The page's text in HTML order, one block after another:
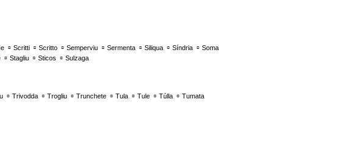
▫ Scritti ▫ Scritto ▫ Semperviu ▫ Sermenta ▫ Siliqua ▫ Síndria ▫ Soma
▫ Stagliu ▫ Sticos ▫ Sulzaga
▫ Trivodda ▫ Trogliu ▫ Trunchete ▫ Tula ▫ Tule ▫ Túlla ▫ Tumata